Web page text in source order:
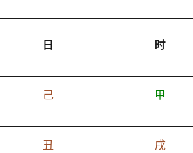
日 时
己 甲
丑 戌